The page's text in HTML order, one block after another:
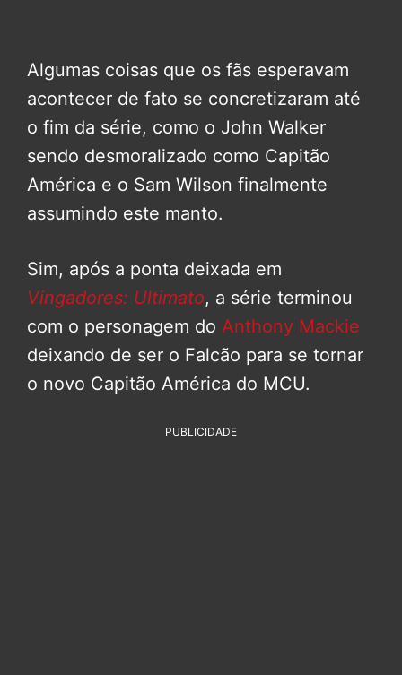
Algumas coisas que os fãs esperavam
acontecer de fato se concretizaram até
o fim da série, como o John Walker
sendo desmoralizado como Capitão
América e o Sam Wilson finalmente
assumindo este manto.
Sim, após a ponta deixada em
Vingadores: Ultimato, a série terminou
com o personagem do Anthony Mackie
deixando de ser o Falcão para se tornar
o novo Capitão América do MCU.
PUBLICIDADE